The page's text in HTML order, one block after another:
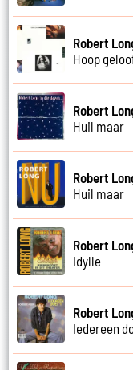
Robert
Hoop
Robert
Huil maar
Robert
Huil maar
Robert
Idylle
Robert
Iedereen